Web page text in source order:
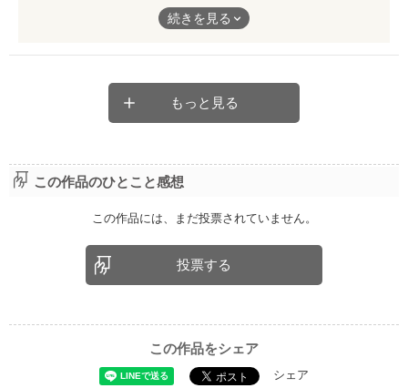
大人には懐かしく、子供には共感できる。
そのどこか懐かしさを感じるほっとする雰囲気が、胸に癒しを与
人生において大切な事。
それをスポーツを通して学んでいく姿。
続きを見る
もっと見る
この作品のひとこと感想
この作品には、まだ投票されていません。
投票する
この作品をシェア
シェア